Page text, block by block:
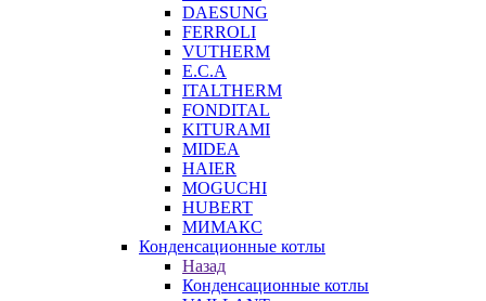
DAESUNG
FERROLI
VUTHERM
E.C.A
ITALTHERM
FONDITAL
KITURAMI
MIDEA
HAIER
MOGUCHI
HUBERT
МИМАКС
Конденсационные котлы
Назад
Конденсационные котлы